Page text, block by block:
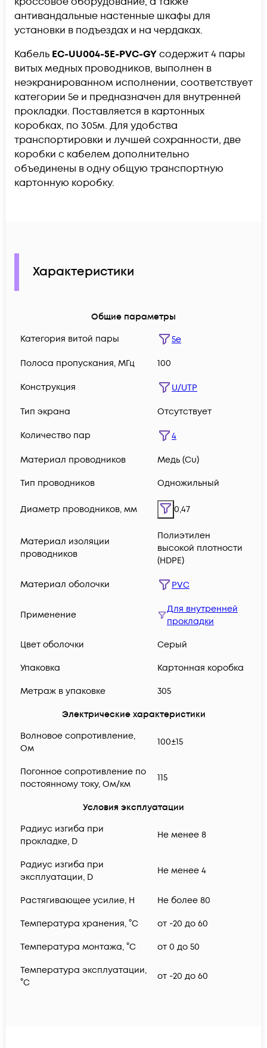
антивандальные настенные шкафы для
установки в подъездах и на чердаках.
Кабель EC-UU004-5E-PVC-GYсодержит 4 пары
витых медных проводников, выполнен в
неэкранированном исполнении, соответствует
категории 5e и предназначен для внутренней
прокладки. Поставляется в картонных
коробках, по 305м. Для удобства
транспортировки и лучшей сохранности, две
коробки с кабелем дополнительно
объединены в одну общую транспортную
картонную коробку.
Характеристики
Общие параметры
Категория витой пары
5e
Полоса пропускания, МГц 100
Конструкция U/UTP
Тип экрана Отсутствует
Количество пар 4
Материал проводников Медь (Сu)
Тип проводников Одножильный
Диаметр проводников, мм 0,47
Материал изоляции
проводников
Полиэтилен
высокой плотности
(HDPE)
Материал оболочки PVC
Применение
Для внутренней
прокладки
Цвет оболочки Серый
Упаковка Картонная коробка
Метраж в упаковке 305
Электрические характеристики
Волновое сопротивление,
Ом
100±15
Погонное сопротивление по
постоянному току, Ом/км
115
Условия эксплуатации
Радиус изгиба при
прокладке, D
Не менее 8
Радиус изгиба при
эксплуатации, D
Не менее 4
Растягивающее усилие, H Не более 80
Температура хранения, °C от -20 до 60
Температура монтажа, °C от 0 до 50
Температура эксплуатации,
°C
от -20 до 60